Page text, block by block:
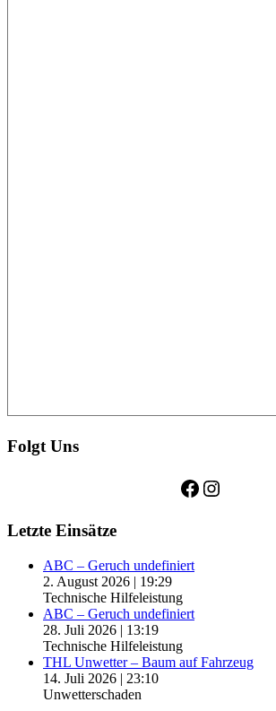
Folgt Uns
Facebook
Instagram
Letzte Einsätze
ABC – Geruch undefiniert
2. August 2026 | 19:29
Technische Hilfeleistung
ABC – Geruch undefiniert
28. Juli 2026 | 13:19
Technische Hilfeleistung
THL Unwetter – Baum auf Fahrzeug
14. Juli 2026 | 23:10
Unwetterschaden